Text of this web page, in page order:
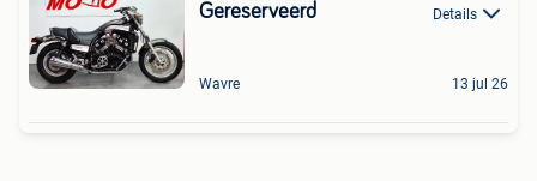
Gereserveerd Details
Wavre 13 jul 26